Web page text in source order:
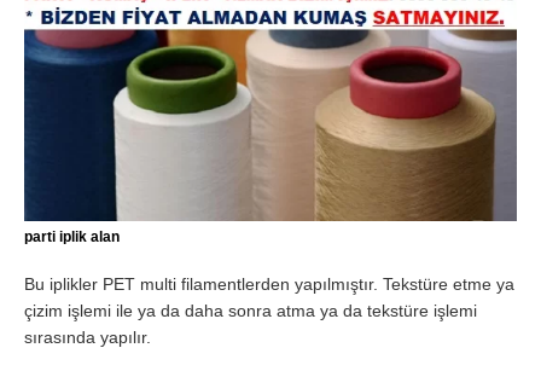
parti iplik alan
Bu iplikler PET multi filamentlerden yapılmıştır. Tekstüre etme ya
çizim işlemi ile ya da daha sonra atma ya da tekstüre işlemi
sırasında yapılır.